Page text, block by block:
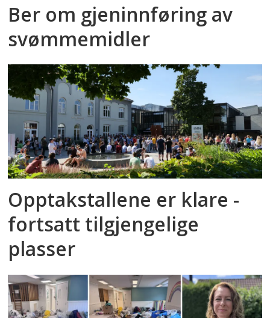
Ber om gjeninnføring av
svømmemidler
Opptakstallene er klare -
fortsatt tilgjengelige
plasser